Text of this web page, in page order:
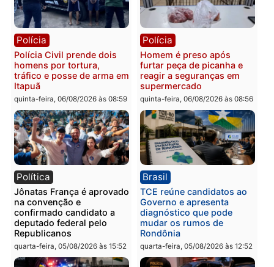
Polícia
Três suspeitos ligados a
facção criminosa são
presos por receptação e
adulteração de veículos
em Porto Velho
quinta-feira, 06/08/2026 às 09:05
Polícia
Homem é preso com
drogas durante ação da
PM no Castanheira
quinta-feira, 06/08/2026 às
Polícia
Polícia Civil prende dois
homens por tortura,
Polícia
Homem é preso após
furtar peça de picanha e